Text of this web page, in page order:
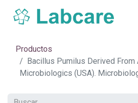
Productos
Bacillus Pumilus Derived From
Microbiologics (USA).